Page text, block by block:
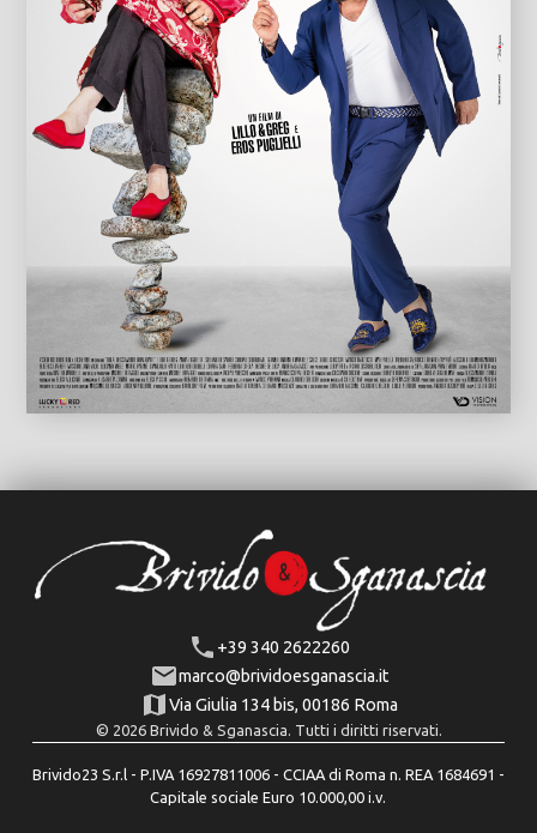
+39 340 2622260
marco@brividoesganascia.it
Via Giulia 134 bis, 00186 Roma
© 2026 Brivido & Sganascia. Tutti i diritti riservati.
Brivido23 S.r.l - P.IVA 16927811006 - CCIAA di Roma n. REA 1684691 -
Capitale sociale Euro 10.000,00 i.v.